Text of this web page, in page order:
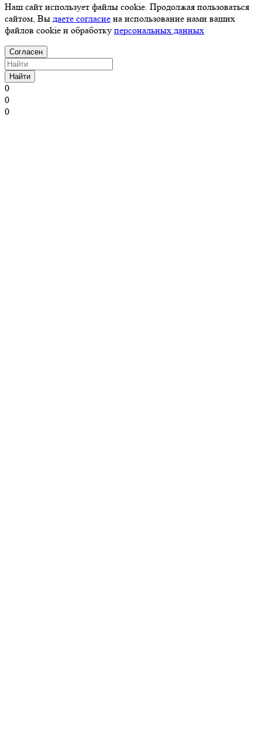
Наш сайт использует файлы cookie. Продолжая пользоваться
сайтом, Вы даете согласие на использование нами ваших
файлов cookie и обработку персональных данных
Согласен
Найти
0
0
0